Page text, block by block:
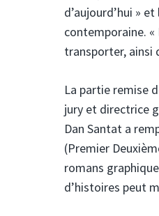
d’aujourd’hui »
contemporaine.
transporter, ainsi
La partie remise
jury et directrice
Dan Santat a
(Premier
romans
d’histoires peut